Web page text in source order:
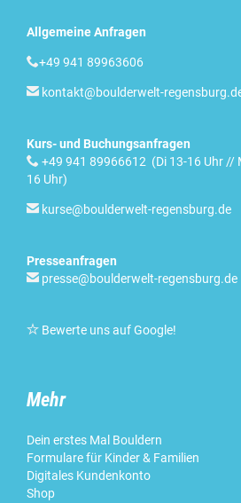
Allgemeine Anfragen
+49 941 89963606
 kontakt@boulderwelt-
Kurs- und Buchungsanfragen
 +49 941 89966612 (Di 13-16 Uhr //
16 Uhr)
 kurse@boulderwelt-regensburg.de
Presseanfragen
 presse@boulderwelt-regensburg.de
 Bewerte uns auf Google!
Mehr
Dein erstes Mal Bouldern
Formulare für Kinder & Familien
Digitales Kundenkonto
Shop